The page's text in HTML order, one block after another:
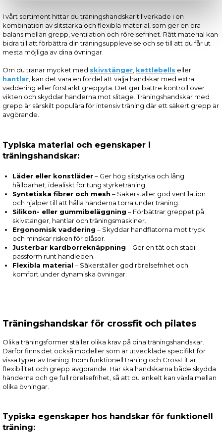
I vårt sortiment hittar du träningshandskar tillverkade i en
kombination av slitstarka och flexibla material, som ger en bra
balans mellan grepp, ventilation och rörelsefrihet. Rätt material kan
bidra till att förbättra din träningsupplevelse och se till att du får ut
mesta möjliga av dina övningar.
Om du tränar mycket med skivstänger, kettlebells eller
hantlar, kan det vara en fördel att välja handskar med extra
vaddering eller förstärkt greppyta. Det ger bättre kontroll över
vikten och skyddar händerna mot slitage. Träningshandskar med
grepp är särskilt populära för intensiv träning där ett säkert grepp är
avgörande.
Typiska material och egenskaper i
träningshandskar:
Läder eller konstläder– Ger hög slitstyrka och lång
hållbarhet, idealiskt för tung styrketräning.
Syntetiska fibrer och mesh – Säkerställer god ventilation
och hjälper till att hålla händerna torra under träning.
Silikon- eller gummibeläggning – Förbättrar greppet på
skivstänger, hantlar och träningsmaskiner.
Ergonomisk vaddering – Skyddar handflatorna mot tryck
och minskar risken för blåsor.
Justerbar kardborreknäppning – Ger en tät och stabil
passform runt handleden.
Flexibla material – Säkerställer god rörelsefrihet och
komfort under dynamiska övningar.
Träningshandskar för crossfit och pilates
Olika träningsformer ställer olika krav på dina träningshandskar.
Därför finns det också modeller som är utvecklade specifikt för
vissa typer av träning. Inom funktionell träning och CrossFit är
flexibilitet och grepp avgörande. Här ska handskarna både skydda
händerna och ge full rörelsefrihet, så att du enkelt kan växla mellan
olika övningar.
Typiska egenskaper hos handskar för funktionell
träning: